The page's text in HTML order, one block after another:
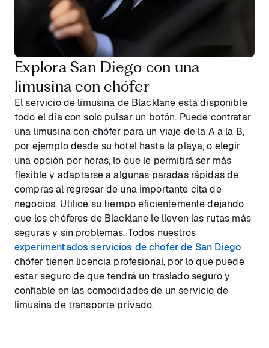
Explora San Diego con una
limusina con chófer
El servicio de limusina de Blacklane está disponible
todo el día con solo pulsar un botón. Puede contratar
una limusina con chófer para un viaje de la A a la B,
por ejemplo desde su hotel hasta la playa, o elegir
una opción por horas, lo que le permitirá ser más
flexible y adaptarse a algunas paradas rápidas de
compras al regresar de una importante cita de
negocios. Utilice su tiempo eficientemente dejando
que los chóferes de Blacklane le lleven las rutas más
seguras y sin problemas. Todos nuestros
experimentados servicios de chofer de San Diego
chófer tienen licencia profesional, por lo que puede
estar seguro de que tendrá un traslado seguro y
confiable en las comodidades de un servicio de
limusina de transporte privado.